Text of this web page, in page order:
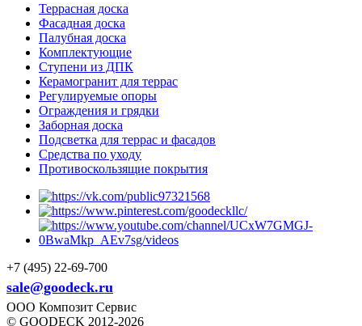
Террасная доска
Фасадная доска
Палубная доска
Комплектующие
Ступени из ДПК
Керамогранит для террас
Регулируемые опоры
Ограждения и грядки
Заборная доска
Подсветка для террас и фасадов
Средства по уходу
Противоскользящие покрытия
+7 (495) 22-69-700
sale@goodeck.ru
ООО Композит Сервис
© GOODECK 2012-2026